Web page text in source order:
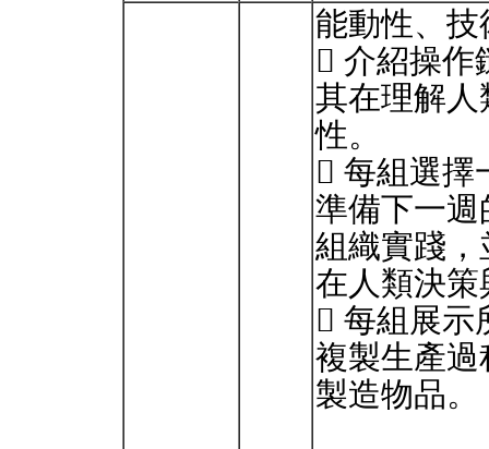
能動性、
 介紹操作
其在理解
性。
 每組選擇
準備下一
組織實踐
在人類決策
 每組展示
複製生產
製造物品。